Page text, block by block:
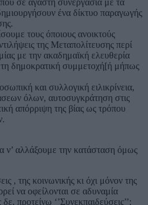
σε αγαστή συνεργασία με τα
ένα δίκτυο παραγωγής
τους όποιους ανοικτούς
της Μεταπολίτευσης περί
με την ακαδημαϊκή ελευθερία
τη δημοκρατική συμμετοχή[ή μήπως
και συλλογική ειλικρίνεια,
όλων, αυτοσυγκράτηση στις
απόρριψη της βίας ως τρόπου
ν’ αλλάξουμε την κατάσταση όμως
, της κοινωνικής κι όχι μόνον της
να οφείλονται σε αδυναμία
προτείνω ‘’Συνεκπαιδεύσεις’’: